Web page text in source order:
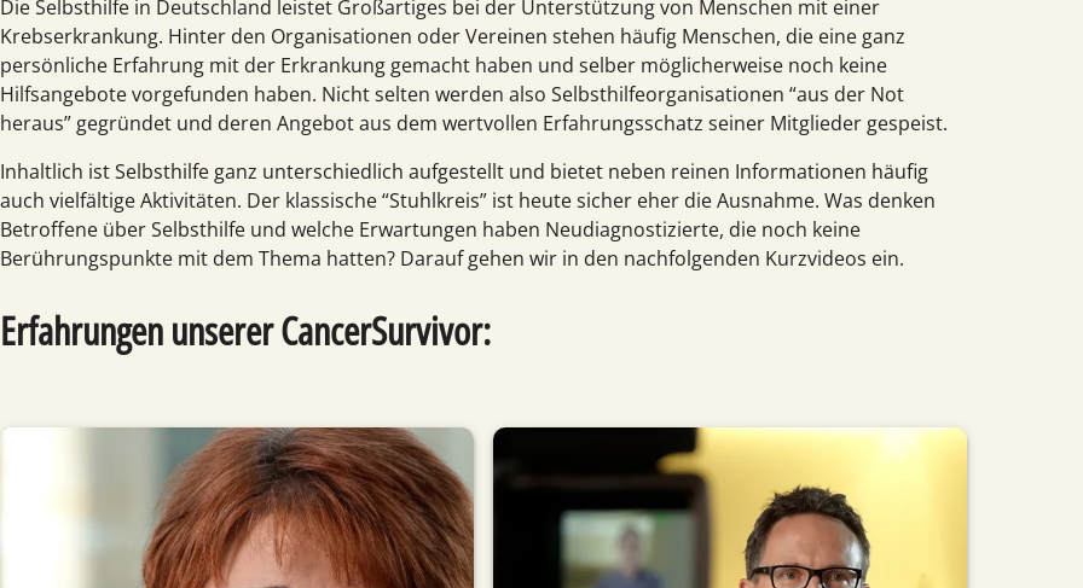
Die Selbsthilfe in Deutschland leistet Großartiges bei der Unterstützung von Menschen mit einer
Krebserkrankung. Hinter den Organisationen oder Vereinen stehen häufig Menschen, die eine ganz
persönliche Erfahrung mit der Erkrankung gemacht haben und selber möglicherweise noch keine
Hilfsangebote vorgefunden haben. Nicht selten werden also Selbsthilfeorganisationen “aus der Not
heraus” gegründet und deren Angebot aus dem wertvollen Erfahrungsschatz seiner Mitglieder gespeist.
Inhaltlich ist Selbsthilfe ganz unterschiedlich aufgestellt und bietet neben reinen Informationen häufig
auch vielfältige Aktivitäten. Der klassische “Stuhlkreis” ist heute sicher eher die Ausnahme. Was denken
Betroffene über Selbsthilfe und welche Erwartungen haben Neudiagnostizierte, die noch keine
Berührungspunkte mit dem Thema hatten? Darauf gehen wir in den nachfolgenden Kurzvideos ein.
Erfahrungen unserer CancerSurvivor: